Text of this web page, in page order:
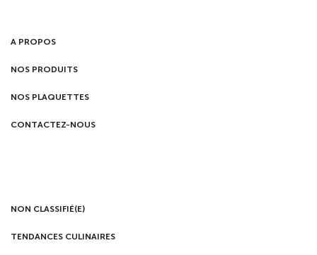
A PROPOS
NOS PRODUITS
NOS PLAQUETTES
CONTACTEZ-NOUS
NON CLASSIFIÉ(E)
TENDANCES CULINAIRES